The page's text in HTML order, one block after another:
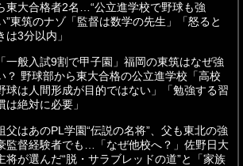
東大合格者2名…“公立進学校で野球も強
”東筑のナゾ「監督は数学の先生」「怒ると
は3分以内」
「一般入試9割で甲子園」福岡の東筑はなぜ強
？ 野球部から東大合格の公立進学校「高校
球は人間形成が目的ではない」「勉強する習
は絶対に必要」
父はあのPL学園“伝説の名将”、父も東北の強
監督経験者でも…「なぜ他校へ？」佐野日大
将が選んだ“脱・サラブレッドの道”と「家族